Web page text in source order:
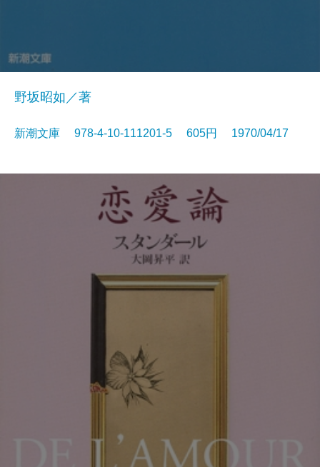
野坂昭如／著
新潮文庫 978-4-10-111201-5 605円 1970/04/17